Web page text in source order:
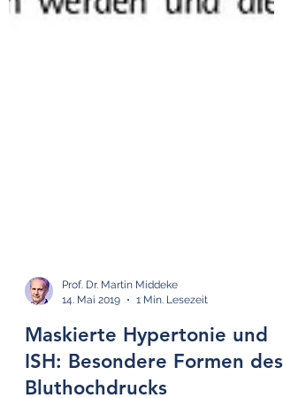
Prof. Dr. Martin Middeke
14. Mai 2019
1 Min. Lesezeit